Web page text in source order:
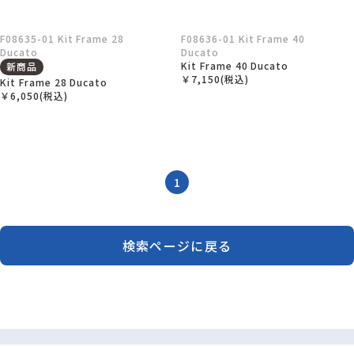
F08635-01 Kit Frame 28
Ducato
新商品
Kit Frame 28 Ducato
￥6,050(税込)
F08636-01 Kit Frame 40
Ducato
Kit Frame 40 Ducato
￥7,150(税込)
1
検索ページに戻る